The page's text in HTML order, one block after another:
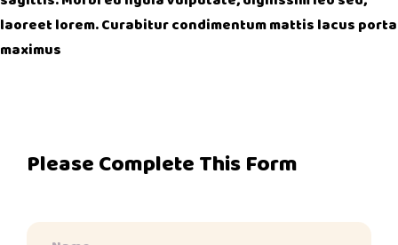
laoreet lorem. Curabitur condimentum mattis lacus porta
maximus
Please Complete This Form